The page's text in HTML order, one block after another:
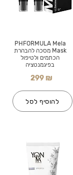
PHFORMULA Mela
Mask מסכה להבהרת
הכתמים ולטיפול
בפיגמנטציה
299 ₪
להוסיף לסל